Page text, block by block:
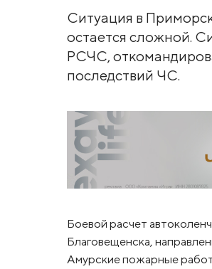
Ситуация в
остается сложной.
РСЧС,
последствий ЧС.
Боевой расчет
Благовещенска,
Амурские пожарные